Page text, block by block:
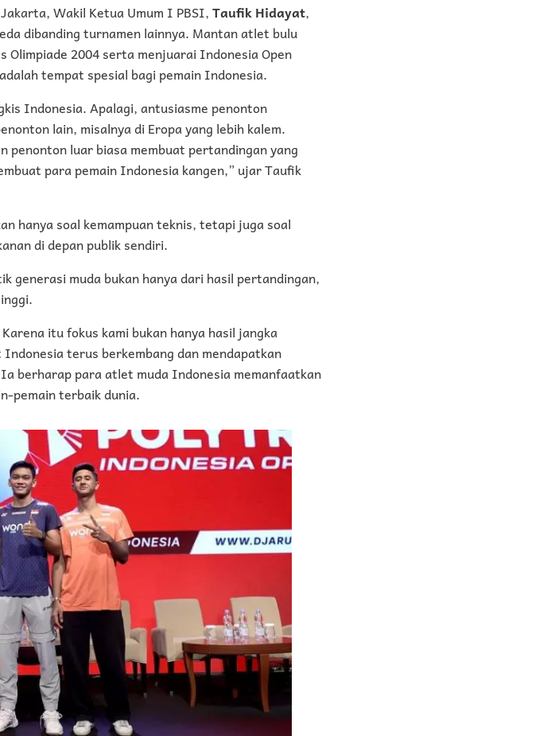
Wakil Ketua Umum I PBSI,Taufik Hidayat,
dibanding turnamen lainnya. Mantan atlet bulu
2004 serta menjuarai Indonesia Open
tempat spesial bagi pemain Indonesia.
Indonesia. Apalagi, antusiasme penonton
lain, misalnya di Eropa yang lebih kalem.
penonton luar biasa membuat pertandingan yang
para pemain Indonesia kangen,” ujar Taufik
hanya soal kemampuan teknis, tetapi juga soal
di depan publik sendiri.
generasi muda bukan hanya dari hasil pertandingan,
itu fokus kami bukan hanya hasil jangka
terus berkembang dan mendapatkan
berharap para atlet muda Indonesia memanfaatkan
pemain terbaik dunia.